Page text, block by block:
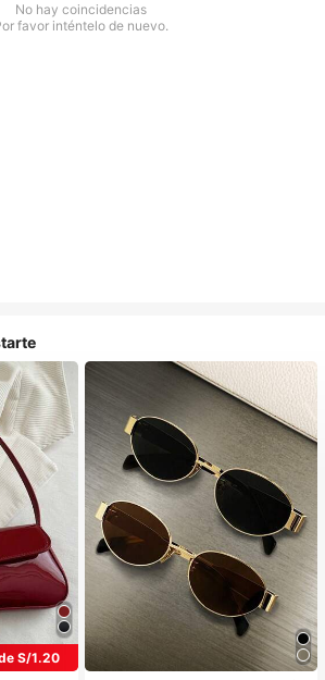
No hay coincidencias
favor inténtelo de nuevo.
S/1.20